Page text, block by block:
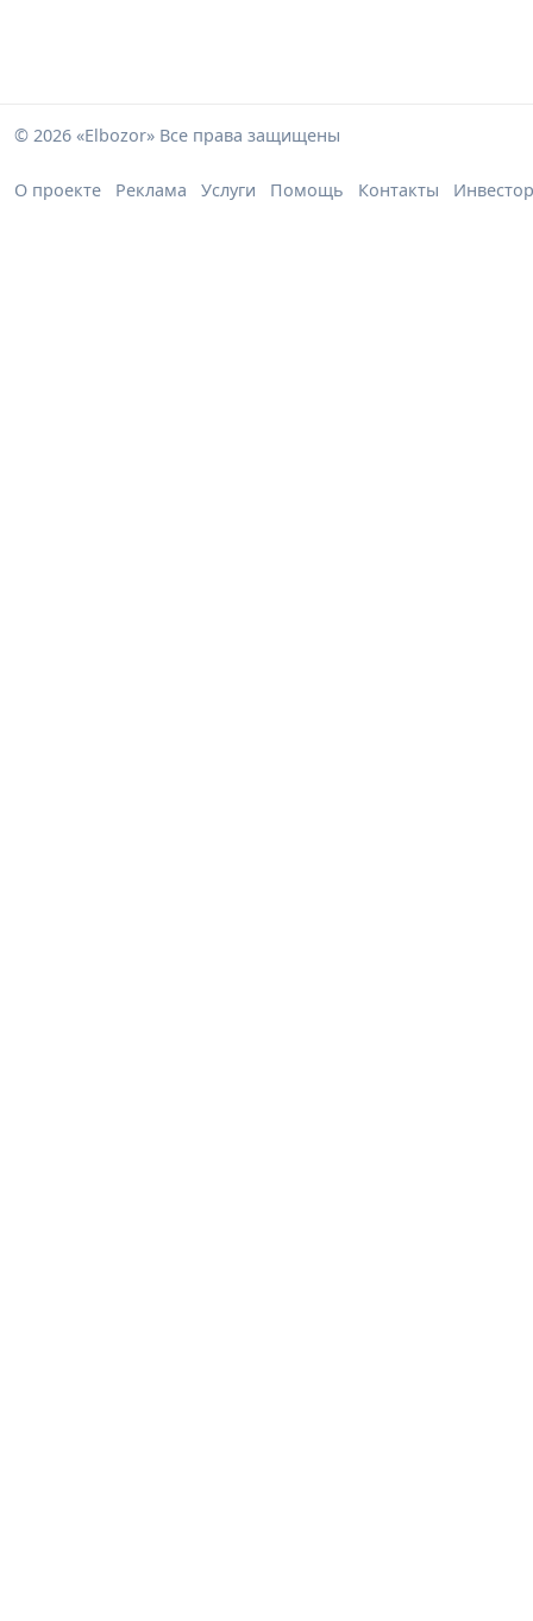
© 2026 «Elbozor» Все права защищены
О проекте Реклама Услуги Помощь Контакты